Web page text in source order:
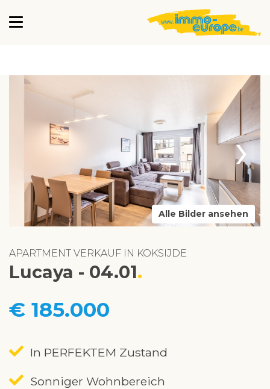
›
Alle Bilder ansehen
APARTMENT VERKAUF IN KOKSIJDE
Lucaya - 04.01
€ 185.000
In PERFEKTEM Zustand
Sonniger Wohnbereich